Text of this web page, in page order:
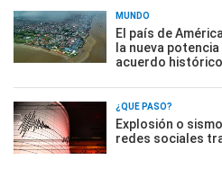
MUNDO
El país de
la nueva
acuerdo
¿QUÉ PASÓ?
Explosión o
redes sociales